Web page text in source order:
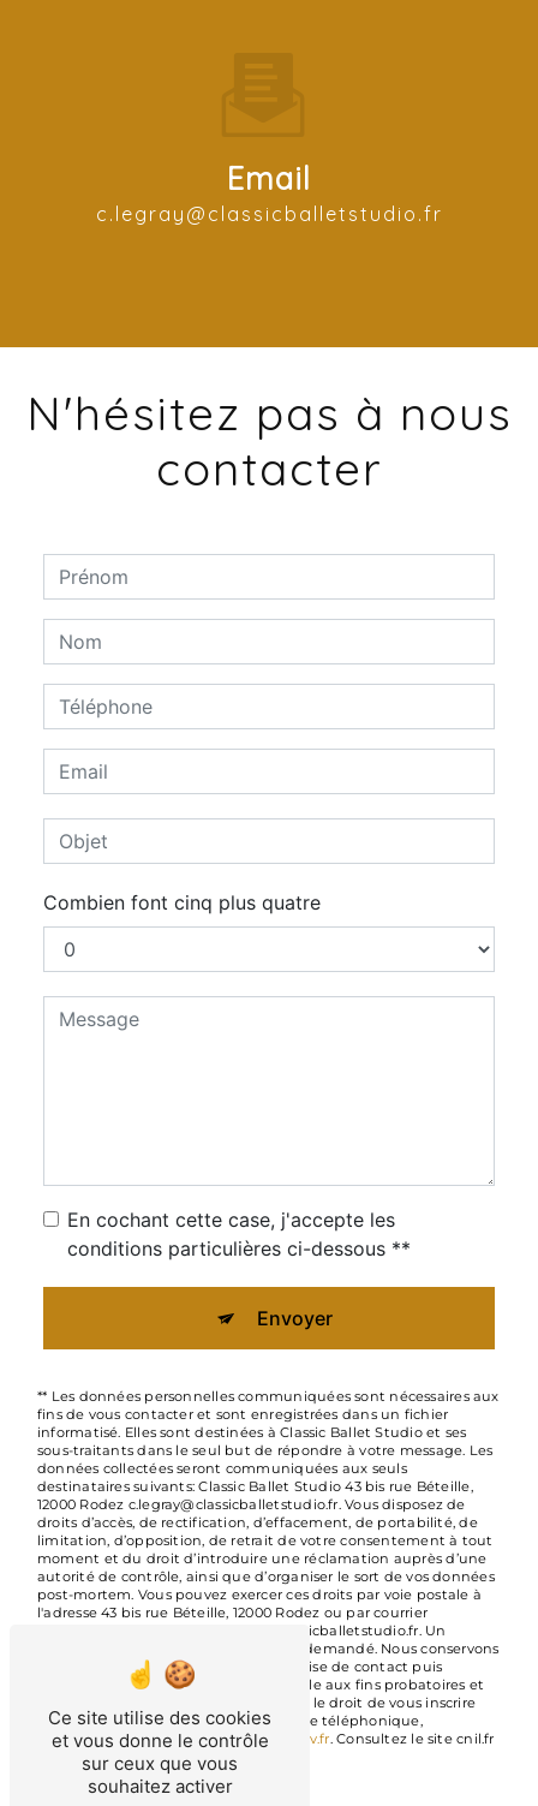
Email
c.legray@classicballetstudio.fr
N'hésitez pas à nous
contacter
Combien font cinq plus quatre
En cochant cette case, j'accepte les
conditions particulières ci-dessous **
Envoyer
** Les données personnelles communiquées sont nécessaires aux
fins de vous contacter et sont enregistrées dans un fichier
informatisé. Elles sont destinées à Classic Ballet Studio et ses
sous-traitants dans le seul but de répondre à votre message. Les
données collectées seront communiquées aux seuls
destinataires suivants: Classic Ballet Studio 43 bis rue Béteille,
12000 Rodez c.legray@classicballetstudio.fr. Vous disposez de
droits d’accès, de rectification, d’effacement, de portabilité, de
limitation, d’opposition, de retrait de votre consentement à tout
moment et du droit d’introduire une réclamation auprès d’une
autorité de contrôle, ainsi que d’organiser le sort de vos données
post-mortem. Vous pouvez exercer ces droits par voie postale à
l'adresse 43 bis rue Béteille, 12000 Rodez ou par courrier
électronique à l'adresse c.legray@classicballetstudio.fr. Un
justificatif d'identité pourra vous être demandé. Nous conservons
vos données pendant la période de prise de contact puis
pendant la durée de prescription légale aux fins probatoires et
de gestion des contentieux. Vous avez le droit de vous inscrire
sur la liste d'opposition au démarchage téléphonique,
disponible à cette adresse:Bloctel.gouv.fr. Consultez le site cnil.fr
pour plus d’informations sur vos droits.
Ce site utilise des cookies
et vous donne le contrôle
sur ceux que vous
souhaitez activer